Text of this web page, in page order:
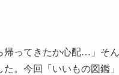
ってきたか心配…」そ
。今回「いいもの図鑑